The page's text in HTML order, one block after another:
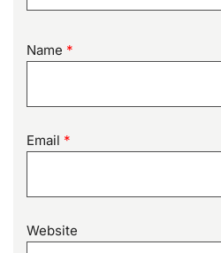
Name *
Email *
Website